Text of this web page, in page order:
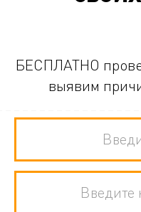
БЕСПЛАТНО
выявим